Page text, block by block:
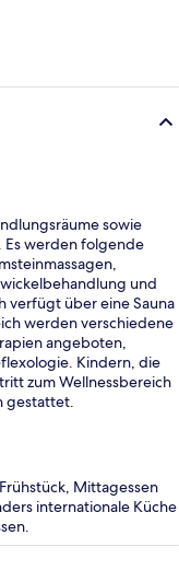
sowie
Es werden folgende
und
verfügt über eine Sauna
werden verschiedene
angeboten,
Kindern, die
zum Wellnessbereich
gestattet.
Mittagessen
internationale Küche